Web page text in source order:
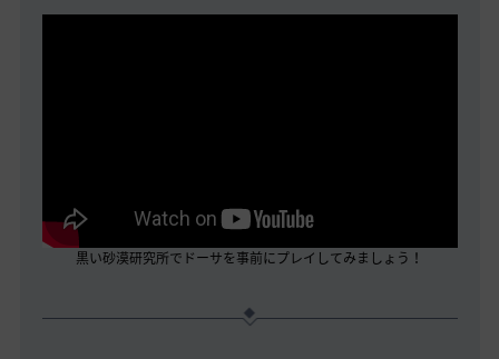
黒い砂漠研究所でドーサを事前にプレイしてみましょう！